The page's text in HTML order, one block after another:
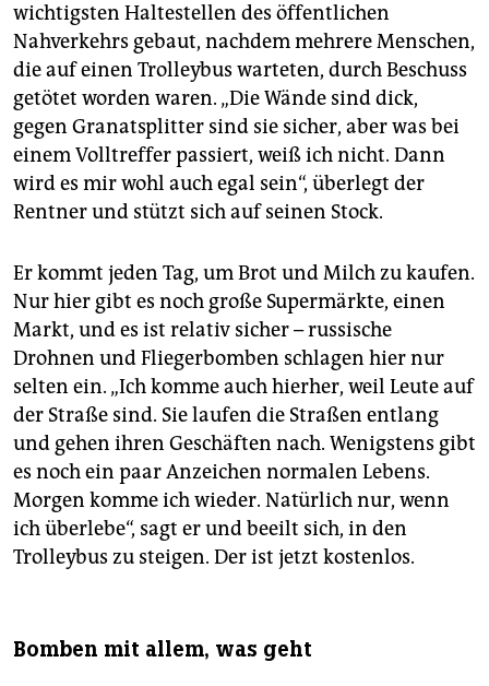
wichtigsten Haltestellen des öffentlichen
Nahverkehrs gebaut, nachdem mehrere Menschen,
die auf einen Trolleybus warteten, durch Beschuss
getötet worden waren. „Die Wände sind dick,
gegen Granatsplitter sind sie sicher, aber was bei
einem Volltreffer passiert, weiß ich nicht. Dann
wird es mir wohl auch egal sein“, überlegt der
Rentner und stützt sich auf seinen Stock.
Er kommt jeden Tag, um Brot und Milch zu kaufen.
Nur hier gibt es noch große Supermärkte, einen
Markt, und es ist relativ sicher – russische
Drohnen und Fliegerbomben schlagen hier nur
selten ein. „Ich komme auch hierher, weil Leute auf
der Straße sind. Sie laufen die Straßen entlang
und gehen ihren Geschäften nach. Wenigstens gibt
es noch ein paar Anzeichen normalen Lebens.
Morgen komme ich wieder. Natürlich nur, wenn
ich überlebe“, sagt er und beeilt sich, in den
Trolleybus zu steigen. Der ist jetzt kostenlos.
Bomben mit allem, was geht